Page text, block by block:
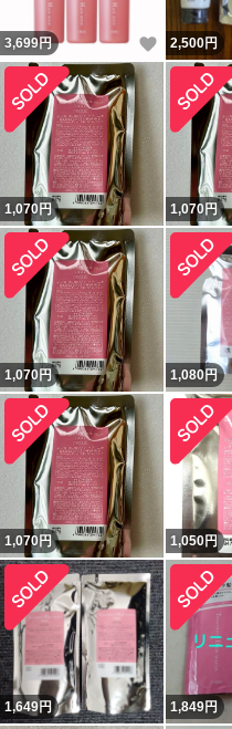
3,699円 いいね！
2,500円
1,070円 1,070円
1,070円 1,080円
1,070円 1,050円
1,649円 1,849円